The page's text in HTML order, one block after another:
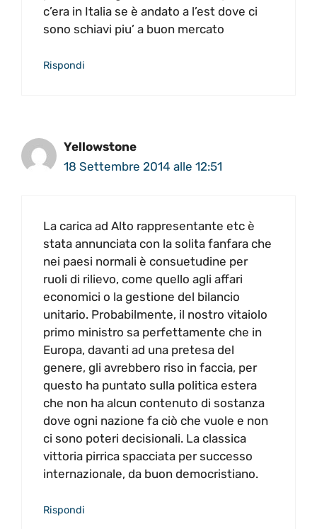
c’era in Italia se è andato a l’est dove ci
sono schiavi piu’ a buon mercato
Rispondi
Yellowstone
18 Settembre 2014 alle 12:51
La carica ad Alto rappresentante etc è
stata annunciata con la solita fanfara che
nei paesi normali è consuetudine per
ruoli di rilievo, come quello agli affari
economici o la gestione del bilancio
unitario. Probabilmente, il nostro vitaiolo
primo ministro sa perfettamente che in
Europa, davanti ad una pretesa del
genere, gli avrebbero riso in faccia, per
questo ha puntato sulla politica estera
che non ha alcun contenuto di sostanza
dove ogni nazione fa ciò che vuole e non
ci sono poteri decisionali. La classica
vittoria pirrica spacciata per successo
internazionale, da buon democristiano.
Rispondi